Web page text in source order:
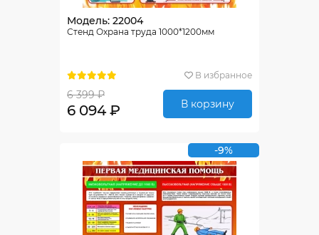
Модель: 22004
Стенд Охрана труда 1000*1200мм
В избранное
6 399 ₽
6 094 ₽ В корзину
-9%